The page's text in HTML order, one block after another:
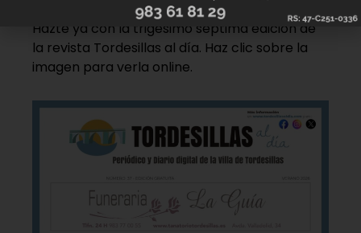
Hazte ya con la trigésimo séptima edición de
la revista Tordesillas al día. Haz clic sobre la
imagen para verla online.